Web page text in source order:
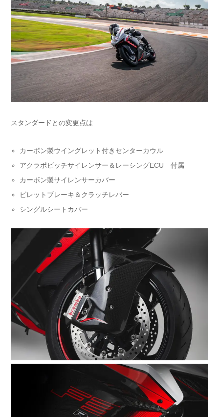
スタンダードとの変更点は
カーボン製ウイングレット付きセンターカウル
アクラポビッチサイレンサー＆レーシングECU 付属
カーボン製サイレンサーカバー
ビレットブレーキ＆クラッチレバー
シングルシートカバー